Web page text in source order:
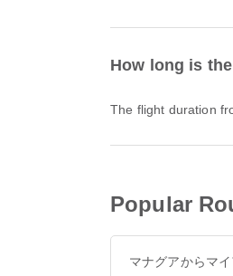
How long is
The flight duration
Popular
マナグアからマ